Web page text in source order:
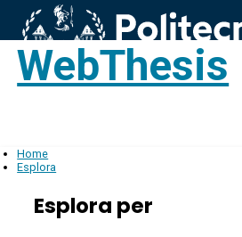
WebThesis
Home
Esplora
Esplora per